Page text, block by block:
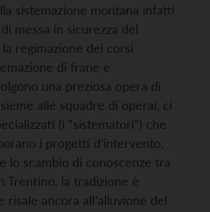
sistemazione montana infatti
messa in sicurezza del
regimazione dei corsi
di frane e
una preziosa opera di
alle squadre di operai, ci
(i “sistematori”) che
i progetti d’intervento,
lo scambio di conoscenze tra
Trentino, la tradizione è
risale ancora all’alluvione del